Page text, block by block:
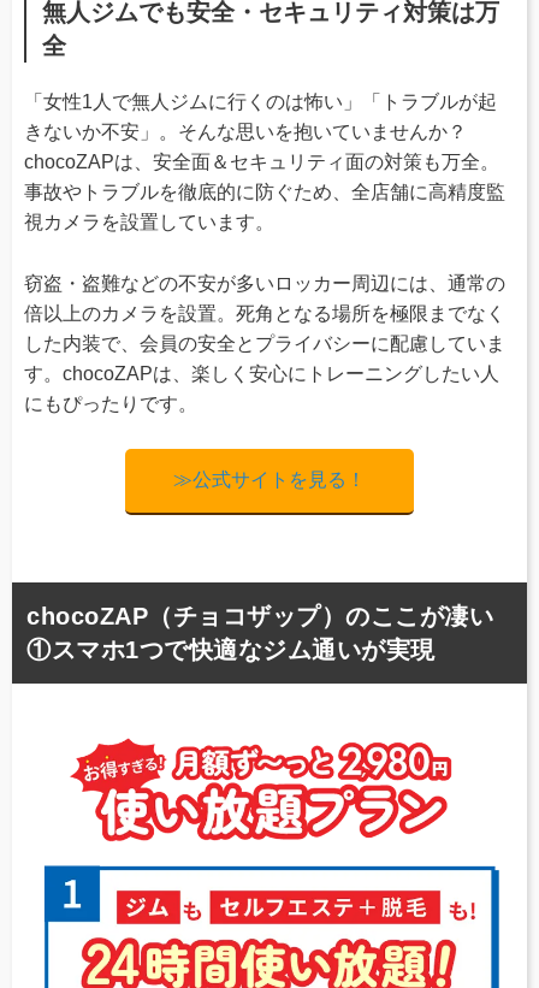
無人ジムでも安全・セキュリティ対策は万
全
「女性1人で無人ジムに行くのは怖い」「トラブルが起
きないか不安」。そんな思いを抱いていませんか？
chocoZAPは、安全面＆セキュリティ面の対策も万全。
事故やトラブルを徹底的に防ぐため、全店舗に高精度監
視カメラを設置しています。
窃盗・盗難などの不安が多いロッカー周辺には、通常の
倍以上のカメラを設置。死角となる場所を極限までなく
した内装で、会員の安全とプライバシーに配慮していま
す。chocoZAPは、楽しく安心にトレーニングしたい人
にもぴったりです。
≫公式サイトを見る！
chocoZAP（チョコザップ）のここが凄い
①スマホ1つで快適なジム通いが実現